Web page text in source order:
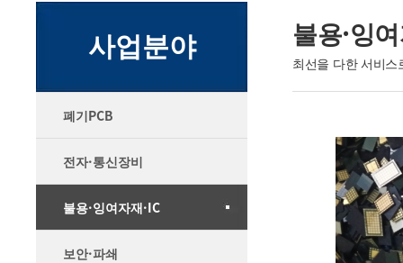
사업분야
폐기PCB
전자·통신장비
불용·잉여자재·IC
보안·파쇄
불용·잉
최선을 다한 서비